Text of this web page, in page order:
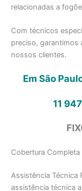
relacionadas a
Com técnicos
preciso, garantimos
nossos clientes.
Em São
11
Cobertura
Assistência Técnica
assistência técnica